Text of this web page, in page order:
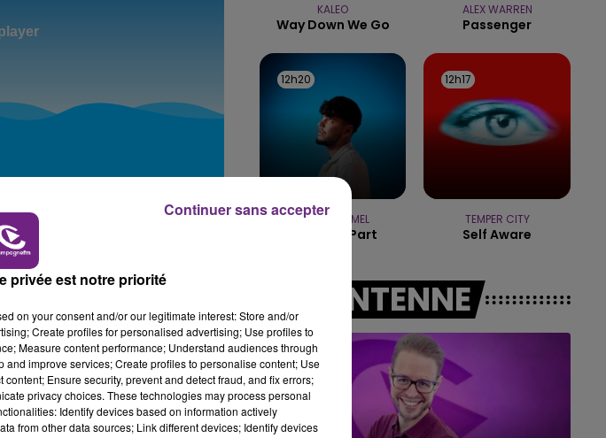
16h00 - 20h00
LE WEEK-END CHAMPAGNE FM
KALEO
Way Down We Go
ALEX WARREN
Passenger
12h20
12h20
JOSEPH KAMEL
Celui Qui Part
12h17
12h17
TEMPER CITY
Self Aware
A L'ANTENNE
privée est notre priorité
on your consent and/or our legitimate interest: Store and/or
Create profiles for personalised advertising; Use profiles to
Measure content performance; Understand audiences through
improve services; Create profiles to personalise content; Use
Ensure security, prevent and detect fraud, and fix errors;
privacy choices. These technologies may process personal
Identify devices based on information actively
from other data sources; Link different devices; Identify devices
Continuer sans accepter